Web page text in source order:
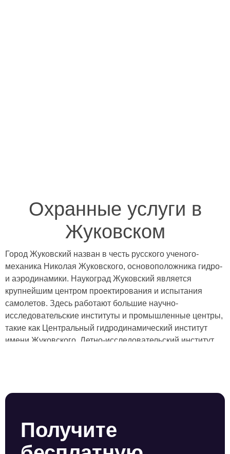
Охранные услуги в
Жуковском
Город Жуковский назван в честь русского ученого-
механика Николая Жуковского, основоположника гидро-
и аэродинамики. Наукоград Жуковский является
крупнейшим центром проектирования и испытания
самолетов. Здесь работают большие научно-
исследовательские институты и промышленные центры,
такие как Центральный гидродинамический институт
имени Жуковского, Летно-исследовательский институт
знаменит тем, что здесь каждые 2 года проводят
— крупнейшую выставку авиатехники в Восточной
Европе. Услуги пультовой и физической охраны для
образовательных, научных, коммерческих, жилых и
Получите